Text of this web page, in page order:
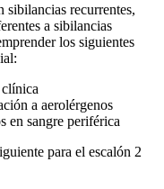
sibilancias recurrentes,
a sibilancias
los siguientes
a aerolérgenos
en sangre periférica
para el escalón 2